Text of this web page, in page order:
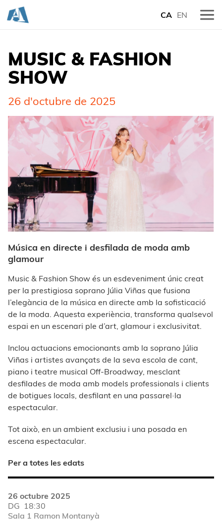
CA EN
MUSIC & FASHION
SHOW
26 d'octubre de 2025
Música en directe i desfilada de moda amb
glamour
Music & Fashion Show és un esdeveniment únic creat
per la prestigiosa soprano Júlia Viñas que fusiona
l’elegància de la música en directe amb la sofisticació
de la moda. Aquesta experiència, transforma qualsevol
espai en un escenari ple d’art, glamour i exclusivitat.
Inclou actuacions emocionants amb la soprano Júlia
Viñas i artistes avançats de la seva escola de cant,
piano i teatre musical Off-Broadway, mesclant
desfilades de moda amb models professionals i clients
de botigues locals, desfilant en una passarel·la
espectacular.
Tot això, en un ambient exclusiu i una posada en
escena espectacular.
Per a totes les edats
26 octubre 2025
DG 18:30
Sala 1 Ramon Montanyà